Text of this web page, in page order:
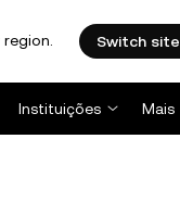
Switch site
Instituições Mais